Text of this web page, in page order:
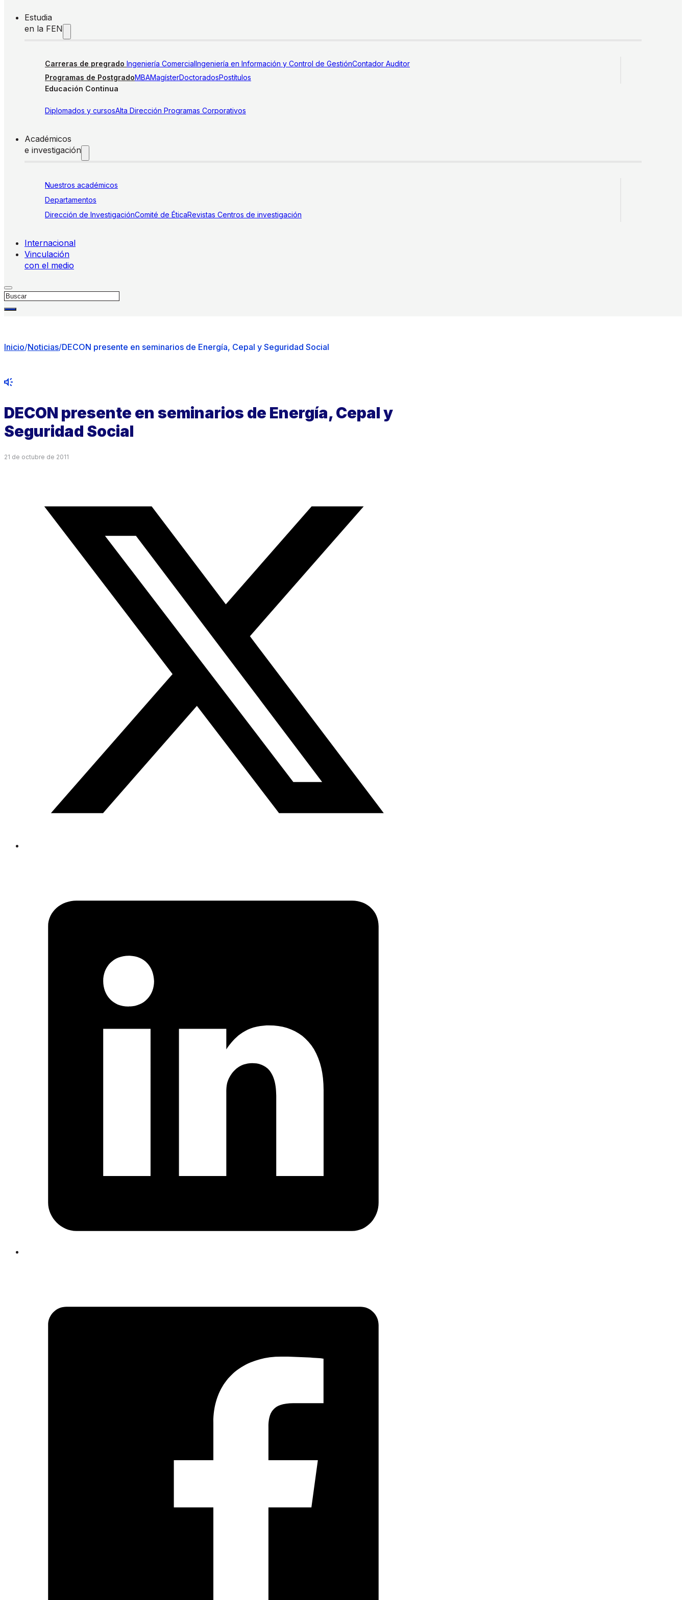
Estudia
en la FEN
Carreras de pregrado Ingeniería ComercialIngeniería en Información y Control de GestiónContador Auditor
Programas de PostgradoMBAMagísterDoctoradosPostítulos
Educación Continua
Diplomados y cursosAlta Dirección Programas Corporativos
Académicos
e investigación
Nuestros académicos
Departamentos
Dirección de InvestigaciónComité de ÉticaRevistas Centros de investigación
Internacional
Vinculación
con el medio
Buscar
Inicio/Noticias/DECON presente en seminarios de Energía, Cepal y Seguridad Social
DECON presente en seminarios de Energía, Cepal y
Seguridad Social
21 de octubre de 2011